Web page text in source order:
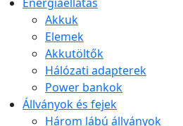
Akkuk
Elemek
Akkutöltők
Hálózati adapterek
Power bankok
Állványok és fejek
Három lábú állványok